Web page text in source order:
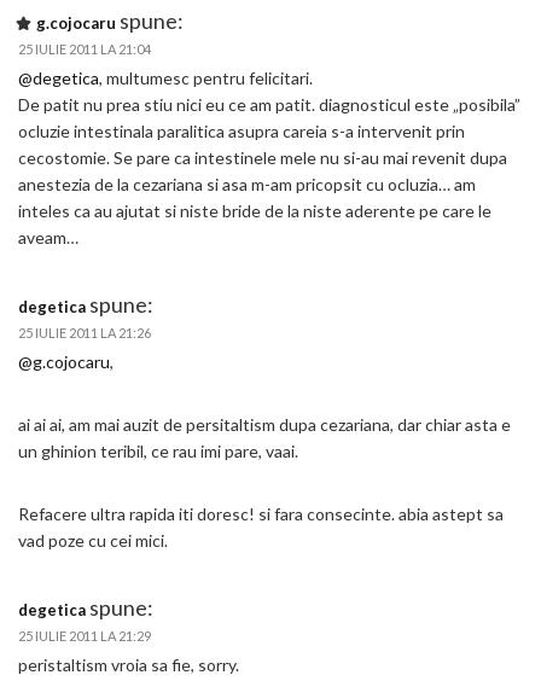
g.cojocaru spune:
25 IULIE 2011 LA 21:04
@degetica, multumesc pentru felicitari.
De patit nu prea stiu nici eu ce am patit. diagnosticul este „posibila”
ocluzie intestinala paralitica asupra careia s-a intervenit prin
cecostomie. Se pare ca intestinele mele nu si-au mai revenit dupa
anestezia de la cezariana si asa m-am pricopsit cu ocluzia… am
inteles ca au ajutat si niste bride de la niste aderente pe care le
aveam…
degetica spune:
25 IULIE 2011 LA 21:26
@g.cojocaru,
ai ai ai, am mai auzit de persitaltism dupa cezariana, dar chiar asta e
un ghinion teribil, ce rau imi pare, vaai.
Refacere ultra rapida iti doresc! si fara consecinte. abia astept sa
vad poze cu cei mici.
degetica spune:
25 IULIE 2011 LA 21:29
peristaltism vroia sa fie, sorry.